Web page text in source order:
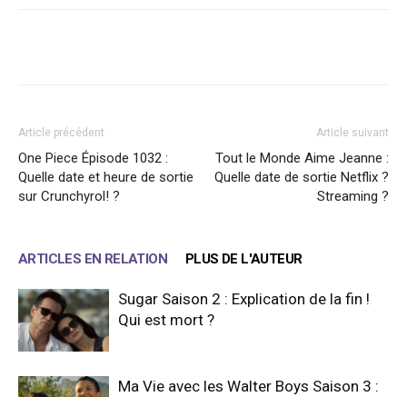
Article précédent
One Piece Épisode 1032 :
Quelle date et heure de sortie
sur Crunchyrol! ?
Article suivant
Tout le Monde Aime Jeanne :
Quelle date de sortie Netflix ?
Streaming ?
ARTICLES EN RELATION PLUS DE L'AUTEUR
Sugar Saison 2 : Explication de la fin !
Qui est mort ?
Ma Vie avec les Walter Boys Saison 3 :